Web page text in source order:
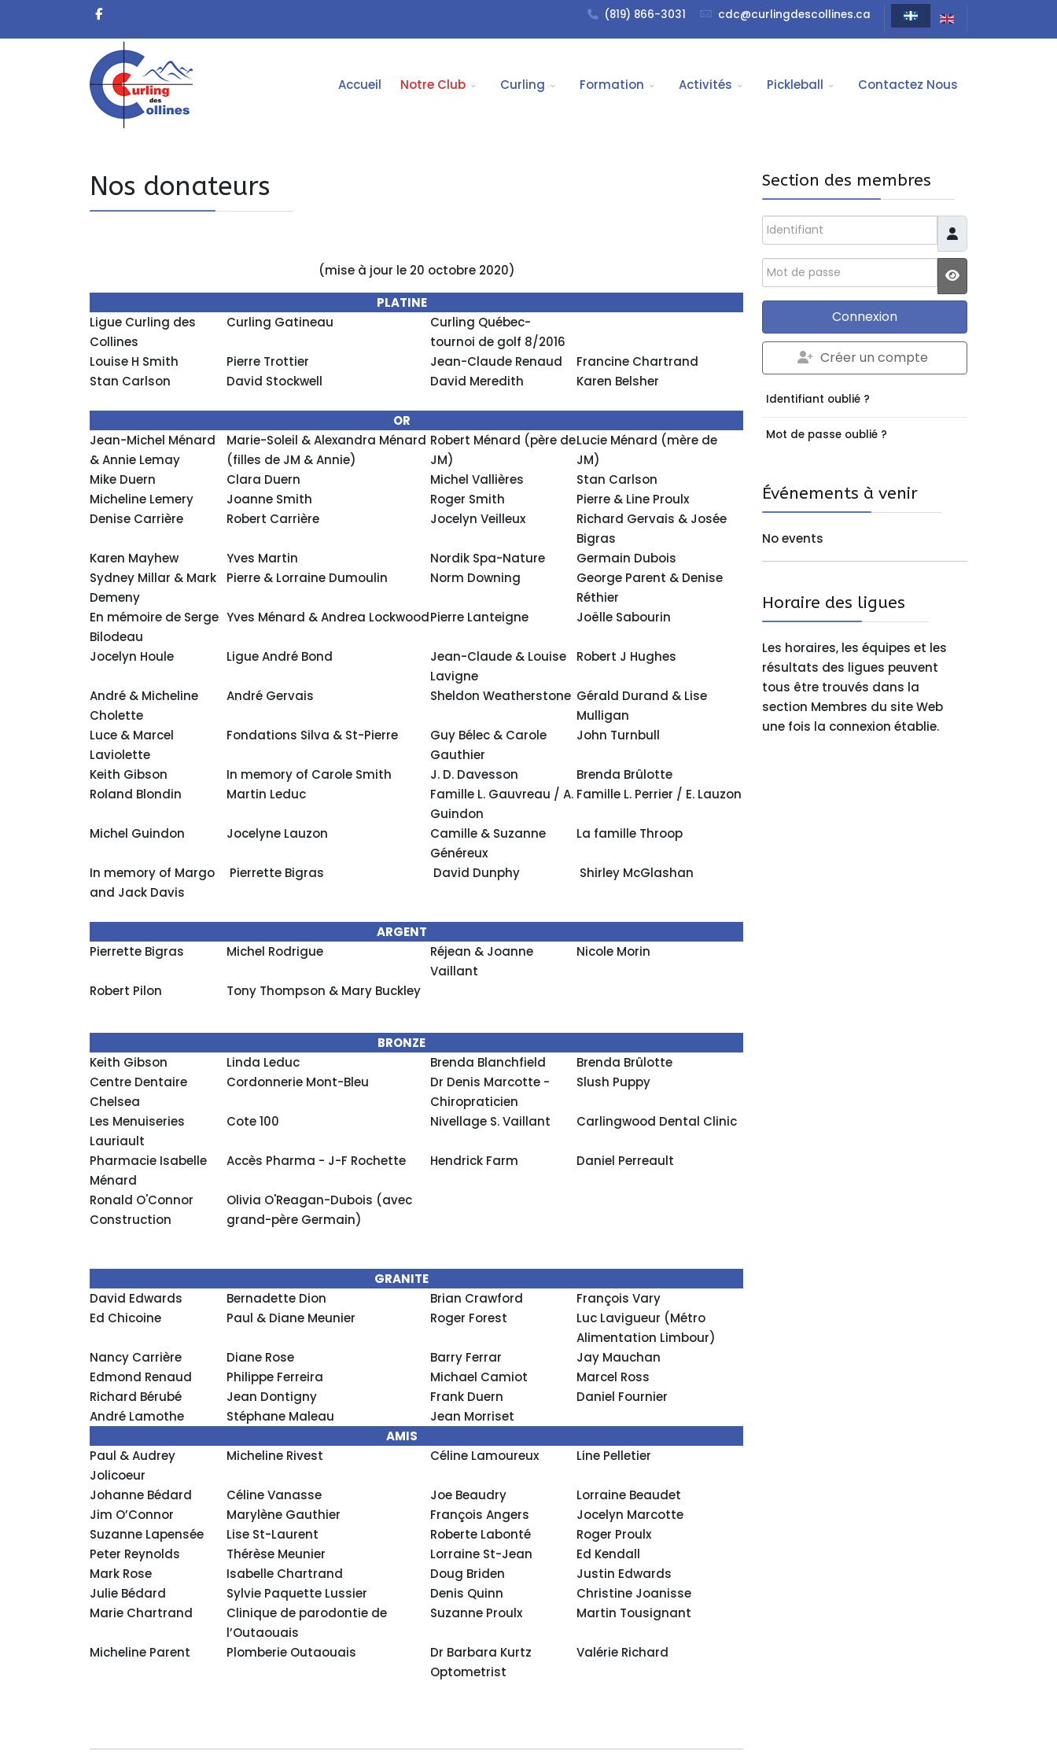
(819) 866-3031 cdc@curlingdescollines.ca
Accueil Notre Club Curling Formation Activités Pickleball Contactez Nous
Nos donateurs
(mise à jour le 20 octobre 2020)
PLATINE
Ligue Curling des
Collines
Curling Gatineau
Curling Québec-
tournoi de golf 8/2016
Louise H Smith
Pierre Trottier Jean-Claude Renaud
Francine Chartrand
Stan Carlson
David Stockwell David Meredith Karen Belsher
OR
Jean-Michel Ménard
& Annie Lemay
Marie-Soleil & Alexandra Ménard
(filles de JM & Annie)
Robert Ménard (père de
JM)
Lucie Ménard (mère de
JM)
Mike Duern
Clara Duern Michel Vallières
Stan Carlson
Micheline Lemery
Joanne Smith Roger Smith
Pierre & Line Proulx
Denise Carrière
Robert Carrière Jocelyn Veilleux
Richard Gervais & Josée
Bigras
Karen Mayhew
Yves Martin Nordik Spa-Nature
Germain Dubois
Sydney Millar & Mark
Demeny
Pierre & Lorraine Dumoulin Norm Downing
George Parent & Denise
Réthier
En mémoire de Serge
Bilodeau
Yves Ménard & Andrea LockwoodPierre Lanteigne Joëlle Sabourin
Jocelyn Houle Ligue André Bond
Jean-Claude & Louise
Lavigne
Robert J Hughes
André & Micheline
Cholette
André Gervais Sheldon Weatherstone Gérald Durand & Lise
Mulligan
Luce & Marcel
Laviolette
Fondations Silva & St-Pierre
Guy Bélec & Carole
Gauthier
John Turnbull
Keith Gibson In memory of Carole Smith J. D. Davesson
Brenda Brûlotte
Roland Blondin
Martin Leduc
Famille L. Gauvreau / A.
Guindon
Famille L. Perrier / E. Lauzon
Michel Guindon Jocelyne Lauzon
Camille & Suzanne
Généreux
La famille Throop
In memory of Margo
and Jack Davis
Pierrette Bigras David Dunphy Shirley McGlashan
ARGENT
Pierrette Bigras
Michel Rodrigue
Réjean & Joanne
Vaillant
Nicole Morin
Robert Pilon Tony Thompson & Mary Buckley
BRONZE
Keith Gibson
Linda Leduc Brenda Blanchfield
Brenda Brûlotte
Centre Dentaire
Chelsea
Cordonnerie Mont-Bleu
Dr Denis Marcotte -
Chiropraticien
Slush Puppy
Les Menuiseries
Lauriault
Cote 100 Nivellage S. Vaillant Carlingwood Dental Clinic
Pharmacie Isabelle
Ménard
Accès Pharma - J-F Rochette Hendrick Farm Daniel Perreault
Ronald O'Connor
Construction
Olivia O'Reagan-Dubois (avec
grand-père Germain)
GRANITE
David Edwards
Bernadette Dion Brian Crawford
François Vary
Ed Chicoine
Paul & Diane Meunier Roger Forest
Luc Lavigueur (Métro
Alimentation Limbour)
Nancy Carrière
Diane Rose Barry Ferrar
Jay Mauchan
Edmond Renaud
Philippe Ferreira Michael Camiot
Marcel Ross
Richard Bérubé
Jean Dontigny Frank Duern
Daniel Fournier
André Lamothe
Stéphane Maleau
Jean Morriset
AMIS
Paul & Audrey
Jolicoeur
Micheline Rivest Céline Lamoureux Line Pelletier
Johanne Bédard Céline Vanasse Joe Beaudry
Lorraine Beaudet
Jim O’Connor
Marylène Gauthier François Angers
Jocelyn Marcotte
Suzanne Lapensée
Lise St-Laurent Roberte Labonté
Roger Proulx
Peter Reynolds
Thérèse Meunier Lorraine St-Jean
Ed Kendall
Mark Rose
Isabelle Chartrand Doug Briden
Justin Edwards
Julie Bédard
Sylvie Paquette Lussier Denis Quinn
Christine Joanisse
Marie Chartrand
Clinique de parodontie de
l’Outaouais
Suzanne Proulx Martin Tousignant
Micheline Parent Plomberie Outaouais
Dr Barbara Kurtz
Optometrist
Valérie Richard
Section des membres
Identifiant
Mot de passe
Connexion
Créer un compte
Identifiant oublié ?
Mot de passe oublié ?
Événements à venir
No events
Horaire des ligues
Les horaires, les équipes et les
résultats des ligues peuvent
tous être trouvés dans la
section Membres du site Web
une fois la connexion établie.